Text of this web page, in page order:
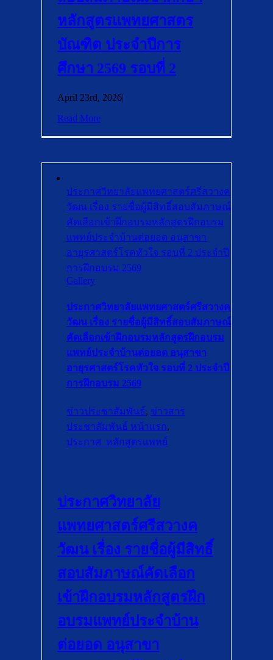
หลักสูตรแพทยศาสตร
บัณฑิต ประจำปีการ
ศึกษา 2569 รอบที่ 2
April 23rd, 2026|
Read More
ประกาศวิทยาลัยแพทยศาสตร์ศรีสวางค
วัฒน เรื่อง รายชื่อผู้มีสิทธิ์สอบสัมภาษณ์
คัดเลือกเข้าฝึกอบรมหลักสูตรฝึกอบรม
แพทย์ประจำบ้านต่อยอด อนุสาขา
อายุรศาสตร์โรคหัวใจ รอบที่ 2 ประจำปี
การฝึกอบรม 2569
Gallery
ประกาศวิทยาลัยแพทยศาสตร์ศรีสวางค
วัฒน เรื่อง รายชื่อผู้มีสิทธิ์สอบสัมภาษณ์
คัดเลือกเข้าฝึกอบรมหลักสูตรฝึกอบรม
แพทย์ประจำบ้านต่อยอด อนุสาขา
อายุรศาสตร์โรคหัวใจ รอบที่ 2 ประจำปี
การฝึกอบรม 2569
ข่าวประชาสัมพันธ์, ข่าวสาร
ประชาสัมพันธ์ หน้าแรก,
ประกาศ_หลักสูตรแพทย์
ประกาศวิทยาลัย
แพทยศาสตร์ศรีสวางค
วัฒน เรื่อง รายชื่อผู้มีสิทธิ์
สอบสัมภาษณ์คัดเลือก
เข้าฝึกอบรมหลักสูตรฝึก
อบรมแพทย์ประจำบ้าน
ต่อยอด อนุสาขา